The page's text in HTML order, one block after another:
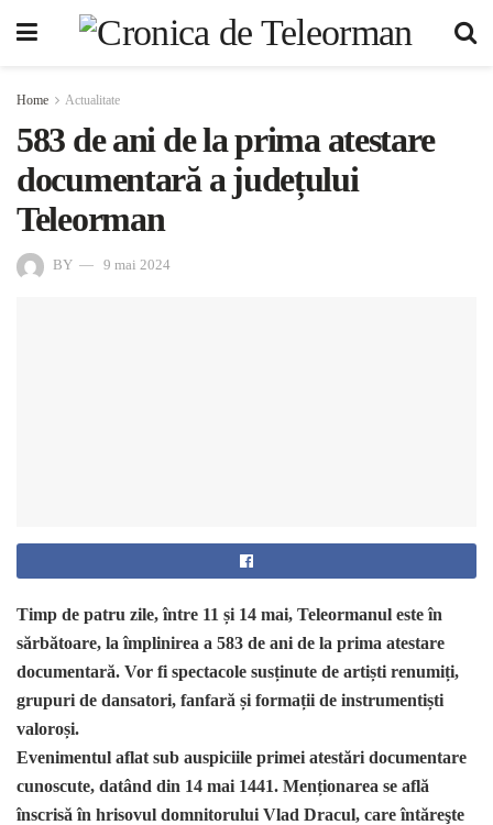
Home Actualitate
583 de ani de la prima atestare
documentară a județului
Teleorman
BY 9 mai 2024
Timp de patru zile, între 11 și 14 mai, Teleormanul este în
sărbătoare, la împlinirea a 583 de ani de la prima atestare
documentară. Vor fi spectacole susținute de artiști renumiți,
grupuri de dansatori, fanfară și formații de instrumentiști
valoroși.
Evenimentul aflat sub auspiciile primei atestări documentare
cunoscute, datând din 14 mai 1441. Menționarea se află
înscrisă în hrisovul domnitorului Vlad Dracul, care întăreşte